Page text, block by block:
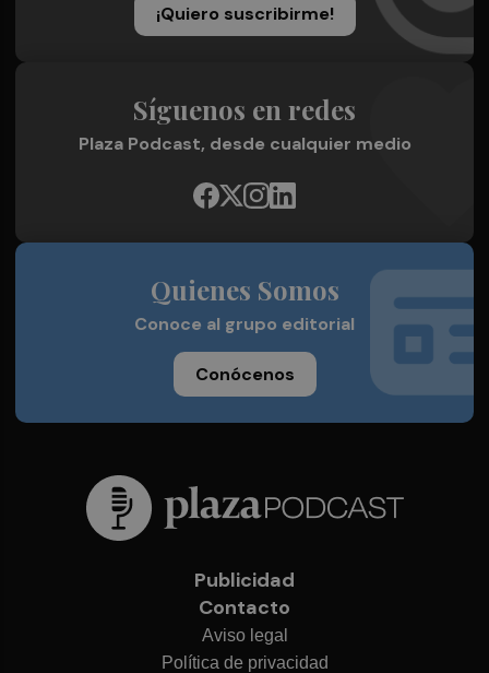
¡Quiero suscribirme!
Síguenos en redes
Plaza Podcast, desde cualquier medio
Quienes Somos
Conoce al grupo editorial
Conócenos
Publicidad
Contacto
Aviso legal
Política de privacidad